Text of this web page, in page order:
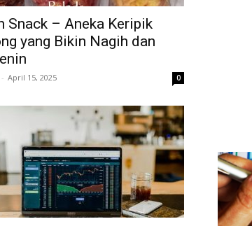
Snack – Aneka Keripik
yang Bikin Nagih dan
- April 15, 2025 0